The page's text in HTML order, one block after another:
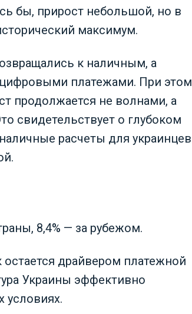
бы, прирост небольшой, но в
максимум.
к наличным, а
платежами. При этом
продолжается не волнами, а
свидетельствует о глубоком
расчеты для украинцев
8,4% — за рубежом.
драйвером платежной
Украины эффективно
условиях.